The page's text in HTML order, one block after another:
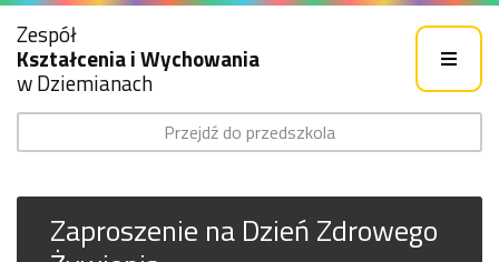
Zespół
Kształcenia i Wychowania
w Dziemianach
Przejdź do przedszkola
Zaproszenie na Dzień Zdrowego